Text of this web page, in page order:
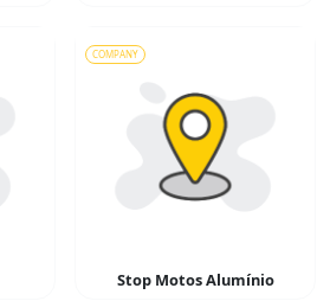
COMPANY
Stop Motos Alumínio